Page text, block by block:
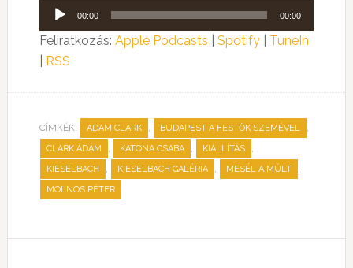
Audió
lejátszó
00:00 00:00
Feliratkozás: Apple Podcasts Spotify| TuneIn
RSS
CÍMKÉK: ADAM CLARK , BUDAPEST A FESTŐK SZEMÉVEL ,
CLARK ÁDÁM , KATONA CSABA , KIÁLLÍTÁS ,
KIESELBACH , KIESELBACH GALÉRIA , MESÉL A MÚLT ,
MOLNOS PÉTER